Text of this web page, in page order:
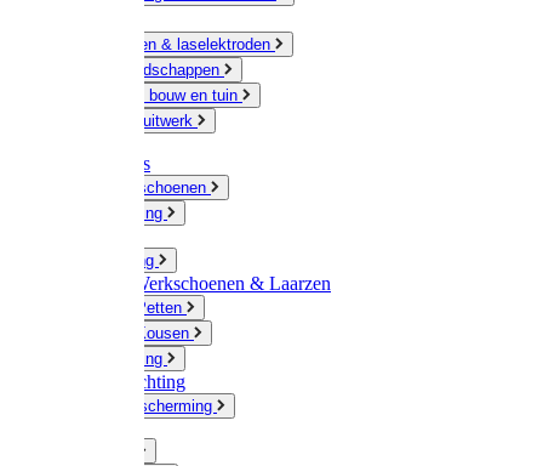
Slijpschijven & laselektroden
Handgereedschappen
IJzerwaren bouw en tuin
Hang en sluitwerk
Disposables
Werkhandschoenen
Regenkleding
Werkkleding
Wandel-/ Werkschoenen & Laarzen
Hoeden / Petten
Sokken / Kousen
Winterkleding
Winkelinrichting
Gelaatsbescherming